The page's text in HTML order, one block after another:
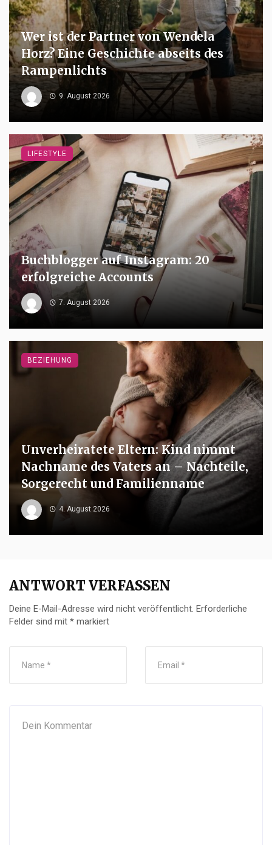
Wer ist der Partner von Wendela
Horz? Eine Geschichte abseits des
Rampenlichts
9. August 2026
Buchblogger auf Instagram: 20
erfolgreiche Accounts
7. August 2026
LIFESTYLE
Unverheiratete Eltern: Kind nimmt
Nachname des Vaters an – Nachteile,
Sorgerecht und Familienname
4. August 2026
BEZIEHUNG
ANTWORT VERFASSEN
Deine E-Mail-Adresse wird nicht veröffentlicht. Erforderliche
Felder sind mit * markiert